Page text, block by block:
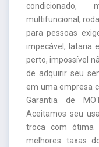
condicionado,
multifuncional,
para pessoas
impecável, lataria
perto, impossível
de adquirir seu
em uma empresa
Garantia de
Aceitamos seu
troca com ótima
melhores taxas